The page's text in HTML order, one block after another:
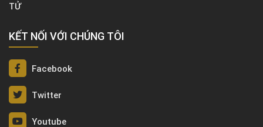
TỬ
KẾT NỐI VỚI CHÚNG TÔI
Facebook
Twitter
Youtube